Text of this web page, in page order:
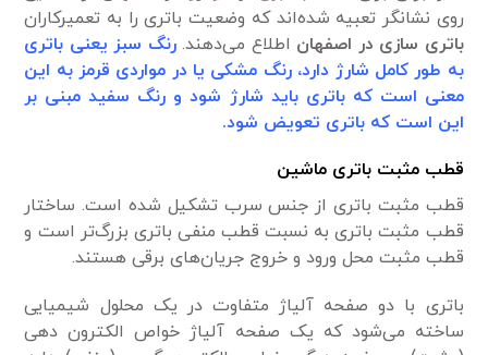
روی نشانگر تعبیه شده‌اند که وضعیت باتری را به تعمیرکاران
باتری سازی در اصفهان اطلاع می‌دهند.رنگ سبز یعنی باتری
به طور کامل شارژ دارد، رنگ مشکی یا در مواردی قرمز به این
معنی است که باتری باید شارژ شود و رنگ سفید مبنی بر
این است که باتری تعویض شود.
قطب مثبت باتری ماشین
قطب مثبت باتری از جنس سرب تشکیل شده است. ساختار
قطب مثبت باتری به نسبت قطب منفی باتری بزرگ‌تر است و
قطب مثبت محل ورود و خروج جریان‌های برقی هستند.
باتری با دو صفحه آلیاژ متفاوت در یک محلول شیمیایی
ساخته می‌شود که یک صفحه آلیاژ خواص الکترون دهی